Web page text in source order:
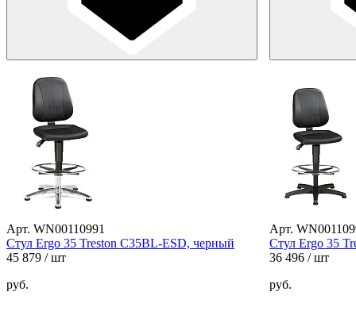
Арт. WN00110991
Стул Ergo 35 Treston C35BL-ESD, черный
45 879 / шт
руб.
Арт.
Стул Ergo 35
36 496 / шт
руб.